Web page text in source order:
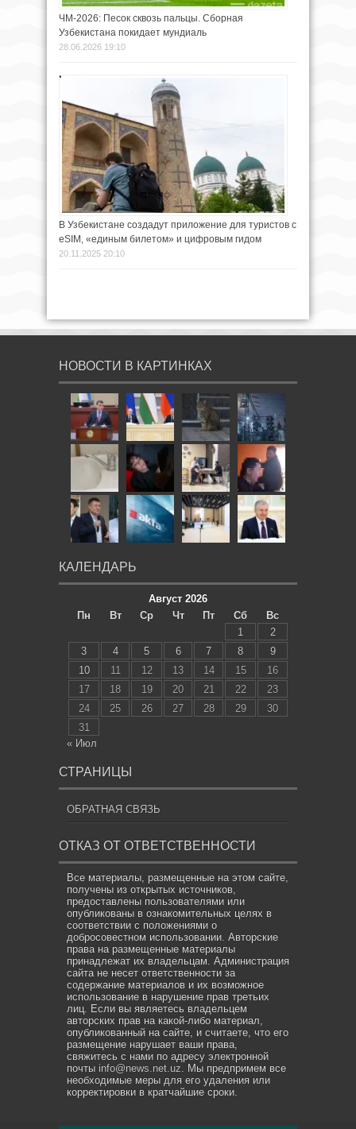
ЧМ-2026: Песок сквозь пальцы. Сборная
Узбекистана покидает мундиаль
28.06.2026 19:10
В Узбекистане создадут приложение для туристов с
eSIM, «единым билетом» и цифровым гидом
20.11.2025 20:10
НОВОСТИ В КАРТИНКАХ
КАЛЕНДАРЬ
Август 2026
Пн
Вт Ср Чт Пт Сб
Вс
1
2
3
4 5 6 7 8
9
10
11 12 13 14 15
16
17
18 19 20 21 22
23
24
25 26 27 28 29
30
31
« Июл
СТРАНИЦЫ
ОБРАТНАЯ СВЯЗЬ
ОТКАЗ ОТ ОТВЕТСТВЕННОСТИ
Все материалы, размещенные на этом сайте,
получены из открытых источников,
предоставлены пользователями или
опубликованы в ознакомительных целях в
соответствии с положениями о
добросовестном использовании. Авторские
права на размещенные материалы
принадлежат их владельцам. Администрация
сайта не несет ответственности за
содержание материалов и их возможное
использование в нарушение прав третьих
лиц. Если вы являетесь владельцем
авторских прав на какой-либо материал,
опубликованный на сайте, и считаете, что его
размещение нарушает ваши права,
свяжитесь с нами по адресу электронной
почты info@news.net.uz. Мы предпримем все
необходимые меры для его удаления или
корректировки в кратчайшие сроки.